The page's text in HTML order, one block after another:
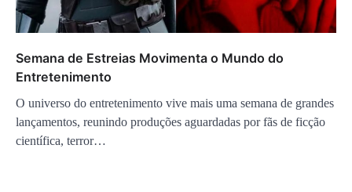
Semana de Estreias Movimenta o Mundo do
Entretenimento
O universo do entretenimento vive mais uma semana de grandes
lançamentos, reunindo produções aguardadas por fãs de ficção
científica, terror…